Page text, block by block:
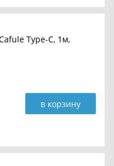
Type-C, 1м,
в корзину